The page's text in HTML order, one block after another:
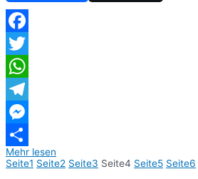
Facebook
Twitter
WhatsApp
Telegram
Messenger
Teilen
Mehr lesen
Seite1 Seite2 Seite3 Seite4 Seite5 Seite6